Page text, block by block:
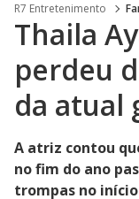
R7 Entretenimento
Thaila
perdeu
da atual
A atriz contou
no fim do ano
trompas no